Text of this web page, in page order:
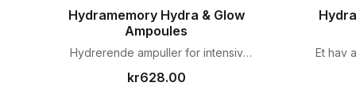
Hydramemory Hydra & Glow
Ampoules
Hydrerende ampuller for intensiv
kr628.00
Et hav
Serum
en